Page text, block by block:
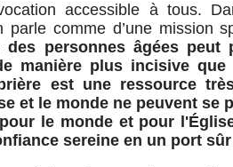
accessible à tous.
comme d’une mission
des personnes âgées peut
manière plus incisive
est une ressource
et le monde ne peuvent se
le monde et pour
sereine en un port sûr